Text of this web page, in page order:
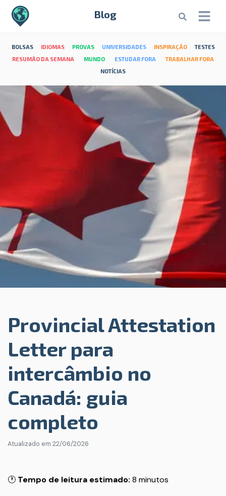
Blog
BOLSAS IDIOMAS PROVAS UNIVERSIDADES INSPIRAÇÃO
TESTES
RESUMÃO DA SEMANA
MUNDO ESTUDAR FORA
TRABALHAR FORA
NOTÍCIAS
Provincial Attestation
Letter para
intercâmbio no
Canadá: guia
completo
Atualizado em 22/06/2026
🕐 Tempo de leitura estimado: 8 minutos